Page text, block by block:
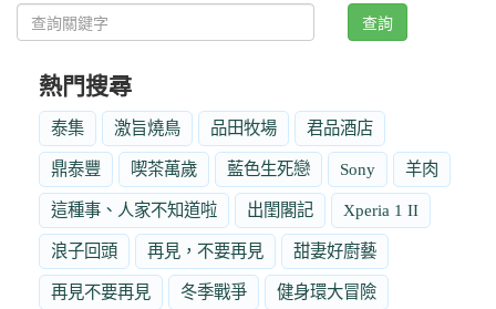
查詢
熱門搜尋
泰集 激旨燒鳥 品田牧場 君品酒店
鼎泰豐 喫茶萬歲 藍色生死戀 Sony 羊肉
這種事、人家不知道啦 出閨閣記 Xperia 1 II
浪子回頭 再見，不要再見 甜妻好廚藝
再見不要再見 冬季戰爭 健身環大冒險